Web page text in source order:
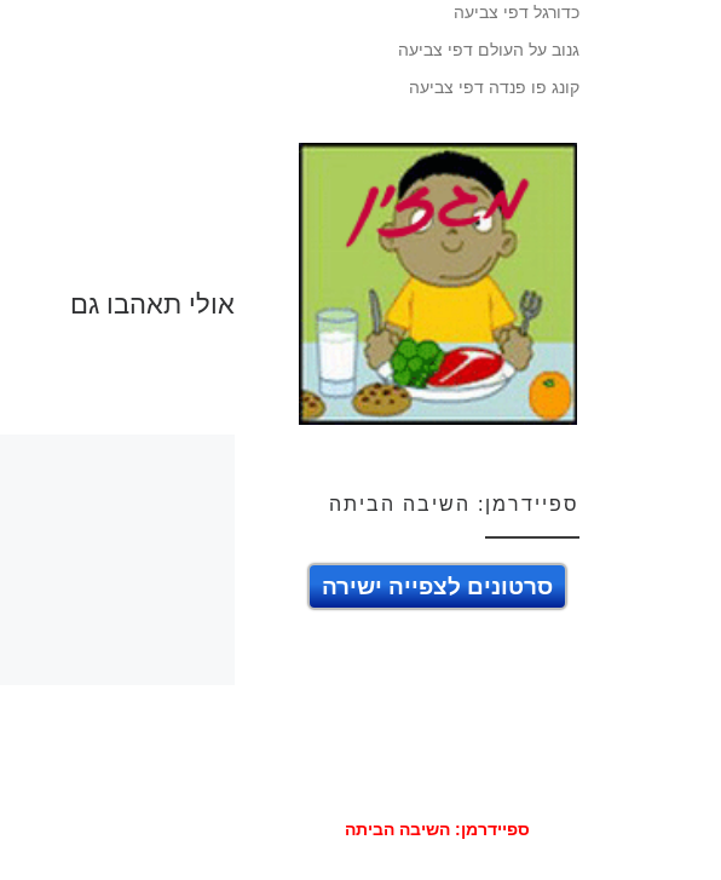
אולי תאהבו גם
כדורגל דפי צביעה
גנוב על העולם דפי צביעה
קונג פו פנדה דפי צביעה
ספיידרמן: השיבה הביתה
סרטונים לצפייה ישירה
ספיידרמן: השיבה הביתה